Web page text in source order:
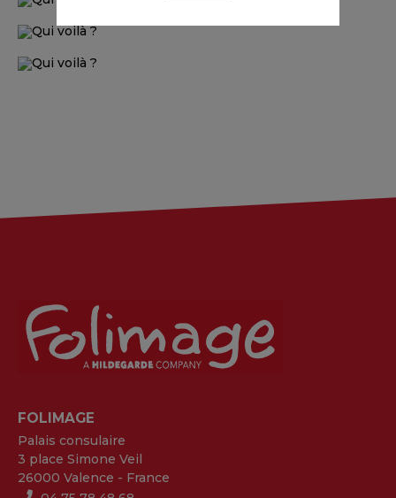
FOLIMAGE
Palais consulaire
3 place Simone Veil
26000 Valence - France